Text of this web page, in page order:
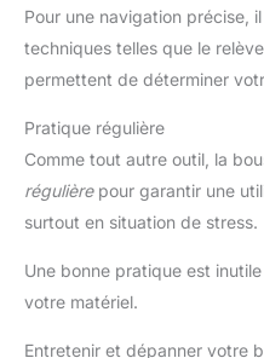
Pour une navigation précise,
techniques telles que le
permettent de déterminer
Pratique régulière
Comme tout autre outil, la
régulièrepour garantir une
surtout en situation de stress.
Une bonne pratique est
votre matériel.
Entretenir et dépanner votre